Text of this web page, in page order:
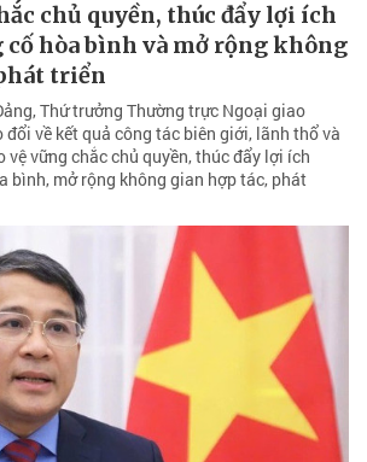
chủ quyền, thúc đẩy lợi ích
cố hòa bình và mở rộng không
triển
Thứ trưởng Thường trực Ngoại giao
đổi về kết quả công tác biên giới, lãnh thổ và
vệ vững chắc chủ quyền, thúc đẩy lợi ích
bình, mở rộng không gian hợp tác, phát